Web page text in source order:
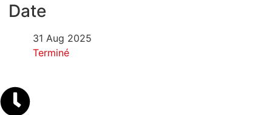
Date
31 Aug 2025
Terminé